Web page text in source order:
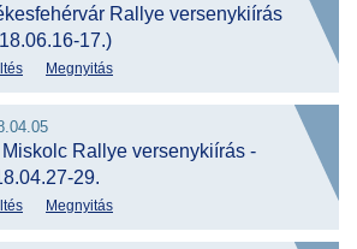
Rallye versenykiírás
17.)
Megnyitás
Miskolc Rallye versenykiírás -
29.
Megnyitás